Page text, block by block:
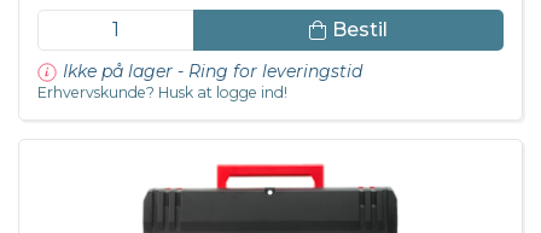
Bestil
Ikke på lager - Ring for leveringstid
Erhvervskunde? Husk at logge ind!